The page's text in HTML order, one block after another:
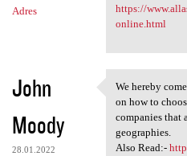
Adres
https://
online.html
John
Moody
28.01.2022
We hereby
We hereby
on how to
companies that
geographies.
Also Read:-